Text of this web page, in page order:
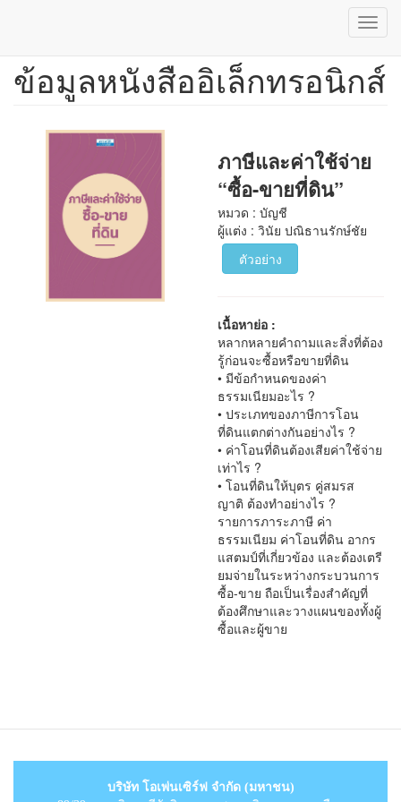
ข้าม
ข้อมูลหนังสืออิเล็กทรอนิกส์
ภาษีและค่าใช้จ่าย
“ซื้อ-ขายที่ดิน”
หมวด : บัญชี
ผู้แต่ง : วินัย ปณิธานรักษ์ชัย
ตัวอย่าง
เนื้อหาย่อ :
หลากหลายคำถามและสิ่งที่ต้อง
รู้ก่อนจะซื้อหรือขายที่ดิน
• มีข้อกำหนดของค่า
ธรรมเนียมอะไร ?
• ประเภทของภาษีการโอน
ที่ดินแตกต่างกันอย่างไร ?
• ค่าโอนที่ดินต้องเสียค่าใช้จ่าย
เท่าไร ?
• โอนที่ดินให้บุตร คู่สมรส
ญาติ ต้องทำอย่างไร ?
รายการภาระภาษี ค่า
ธรรมเนียม ค่าโอนที่ดิน อากร
แสตมป์ที่เกี่ยวข้อง และต้องเตรี
ยมจ่ายในระหว่างกระบวนการ
ซื้อ-ขาย ถือเป็นเรื่องสำคัญที่
ต้องศึกษาและวางแผนของทั้งผู้
ซื้อและผู้ขาย
บริษัท โอเพ่นเซิร์ฟ จำกัด (มหาชน)